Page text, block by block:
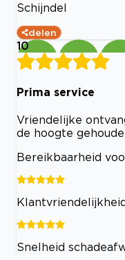
Schijndel
delen
10
Prima service
Vriendelijke
de hoogte
Bereikbaarheid
Snelheid